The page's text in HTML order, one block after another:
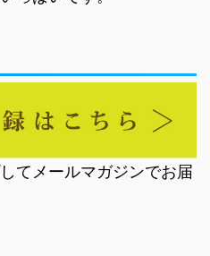
てメールマガジンでお届